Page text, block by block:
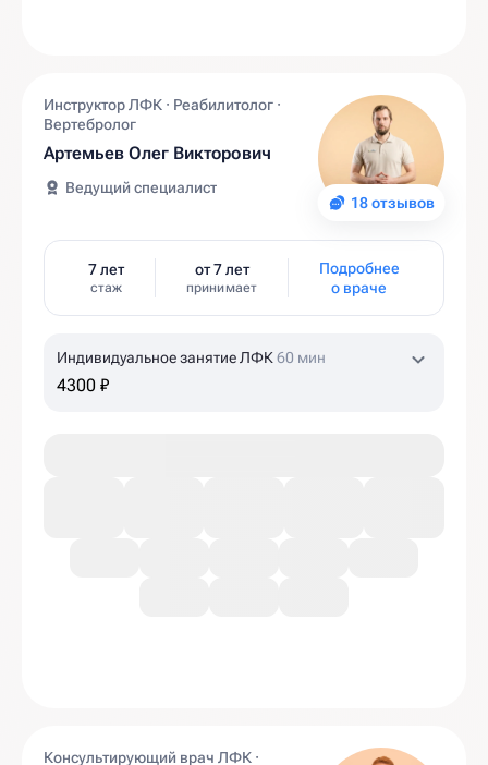
18 отзывов
Инструктор ЛФК · Реабилитолог ·
Вертебролог
Артемьев Олег Викторович
Ведущий специалист
7 лет
стаж
от 7 лет
принимает
Подробнее
о враче
Индивидуальное занятие ЛФК60 мин
4300 ₽
Консультирующий врач ЛФК ·